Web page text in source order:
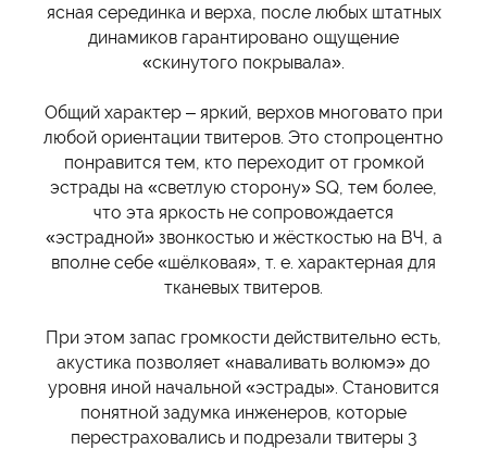
ясная серединка и верха, после любых штатных
динамиков гарантировано ощущение
«скинутого покрывала».
Общий характер – яркий, верхов многовато при
любой ориентации твитеров. Это стопроцентно
понравится тем, кто переходит от громкой
эстрады на «светлую сторону» SQ, тем более,
что эта яркость не сопровождается
«эстрадной» звонкостью и жёсткостью на ВЧ, а
вполне себе «шёлковая», т. е. характерная для
тканевых твитеров.
При этом запас громкости действительно есть,
акустика позволяет «наваливать волюмэ» до
уровня иной начальной «эстрады». Становится
понятной задумка инженеров, которые
перестраховались и подрезали твитеры 3